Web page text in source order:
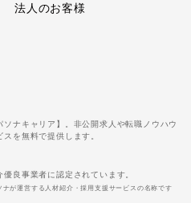
法人のお客様
ナキャリア】。非公開求人や転職ノウハウ
を無料で提供します。
優良事業者に認定されています。
が運営する人材紹介・採用支援サービスの名称です